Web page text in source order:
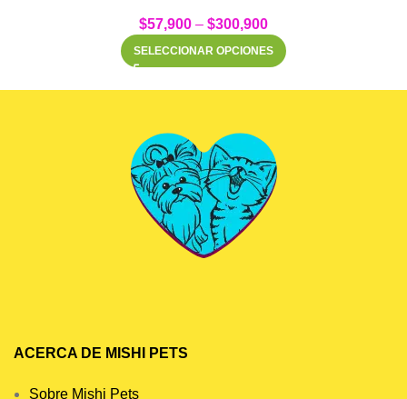
$57,900 – $300,900
SELECCIONAR OPCIONES
ACERCA DE MISHI PETS
Sobre Mishi Pets